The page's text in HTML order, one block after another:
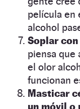
película en
alcohol
Soplar
piensa que
el olor
funcionan
Masticar
un móvil o